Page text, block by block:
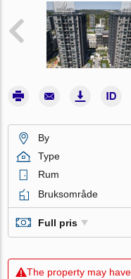
By
Type
Rum
Bruksområde
Full pris
The property may